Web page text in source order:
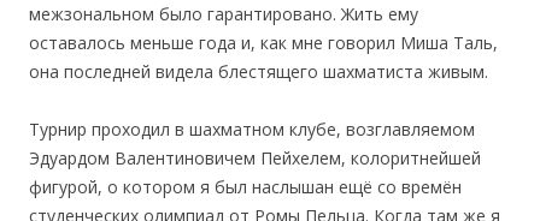
межзональном было гарантировано. Жить ему
оставалось меньше года и, как мне говорил Миша Таль,
она последней видела блестящего шахматиста живым.
Турнир проходил в шахматном клубе, возглавляемом
Эдуардом Валентиновичем Пейхелем, колоритнейшей
фигурой, о котором я был наслышан ещё со времён
студенческих олимпиад от Ромы Пельца. Когда там же я